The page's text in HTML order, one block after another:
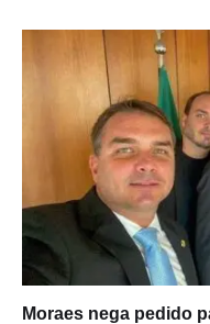
Moraes nega pedido